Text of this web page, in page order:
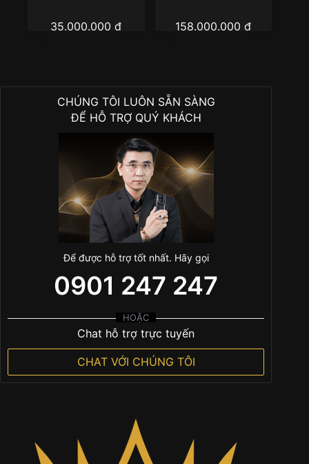
35.000.000₫ 158.000.000₫
CHÚNG TÔI LUÔN SẴN SÀNG
ĐỂ HỖ TRỢ QUÝ KHÁCH
Để được hỗ trợ tốt nhất. Hãy gọi
0901 247 247
HOẶC
Chat hỗ trợ trực tuyến
CHAT VỚI CHÚNG TÔI